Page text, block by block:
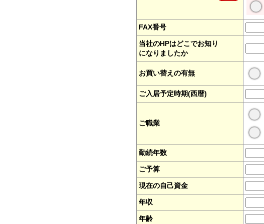
FAX番号
当社のHPはどこでお知り
になりましたか
お買い替えの有無
ご入居予定時期(西暦)
ご職業
勤続年数
ご予算
現在の自己資金
年収
年齢